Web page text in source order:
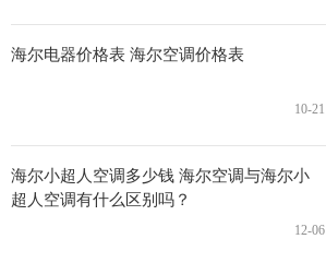
海尔电器价格表 海尔空调价格表
10-21
海尔小超人空调多少钱 海尔空调与海尔小
超人空调有什么区别吗？
12-06